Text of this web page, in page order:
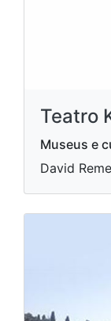
Teatro
Museus e
David